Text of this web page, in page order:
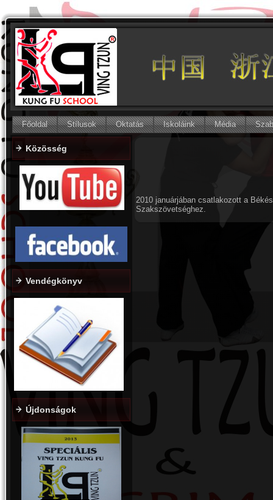
Főoldal Stílusok Oktatás Iskoláink Média
Közösség
Vendégkönyv
Újdonságok
2010 januárjában csatlakozott a
Szakszövetséghez.